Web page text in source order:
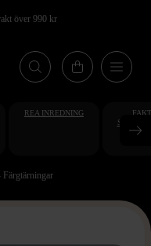
över 990 kr
REA INREDNING
Färgtärningar